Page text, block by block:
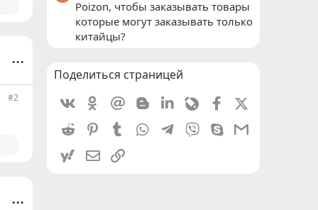
...
#2
...
Poizon, чтобы заказывать товары
которые могут заказывать только
китайцы?
Поделиться страницей
VkontakteOdnoklassniki
Mail.ru BloggerLinkedin
LivejournalFacebook
Reddit PinterestTumblr WhatsAppTelegram
Viber SkypeGmail
yahoomailЭлектронная почта